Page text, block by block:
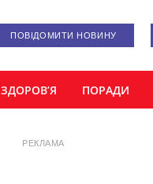
ПОВІДОМИТИ НОВИНУ
ЗДОРОВ’Я ПОРАДИ
РЕКЛАМА